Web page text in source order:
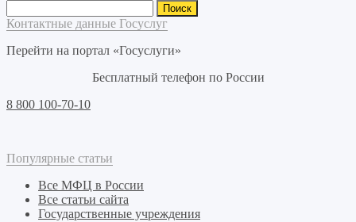
Контактные данные Госуслуг
Перейти на портал «Госуслуги»
Бесплатный телефон по России
8 800 100-70-10
Популярные статьи
Все МФЦ в России
Все статьи сайта
Государственные учреждения